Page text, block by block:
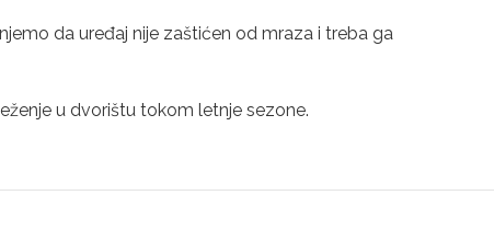
da uređaj nije zaštićen od mraza i treba ga
u dvorištu tokom letnje sezone.